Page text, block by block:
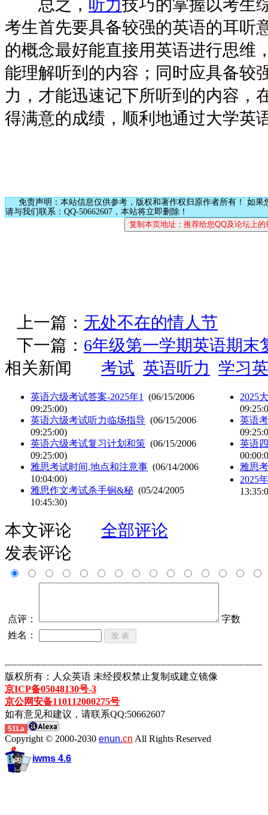
总之， 听力技巧的掌握以考生
考生首先要具备较强的英语的耳听
的概念最好能直接用英语进行思维
能理解听到的内容；同时应具备较
力，才能迅速记下所听到的内容，
得满意的成绩，顺利地通过大学英
免责声明：本站信息仅供参考，版权和著作权归原作者所有！ 如果
请与我们联系：QQ-50662607，本站将立即删除！
上一篇： 无处不在的情人节
下一篇： 6年级第一学期英语期末
相关新闻
考试 英语听力 学习
英语六级考试答案-2025年1
(06/15/2006
09:25:00)
英语六级考试听力临场指导 (06/15/2006
09:25:00)
英语六级考试复习计划和策 (06/15/2006
09:25:00)
雅思考试时间,地点和注意事 (06/14/2006
10:04:00)
雅思作文考试杀手锏&秘 (05/24/2005
10:45:30)
2025
英语
英语
雅思
2025
本文评论
全部评论
发表评论
点评：
字数
姓名：
┈┈┈┈┈┈┈┈┈┈┈┈┈┈┈┈┈┈┈┈┈┈┈┈┈┈┈┈┈┈┈┈┈┈┈┈┈┈┈┈┈┈┈
版权所有：人众英语 未经授权禁止复制或建立镜像
京ICP备05048130号-3
京公网安备110112000275号
如有意见和建议，请联系QQ:50662607
51La
Copyright © 2000-2030 enun.cn All Rights Reserved
iwms 4.6